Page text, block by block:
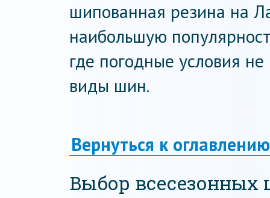
шипованная резина на
наибольшую
где погодные условия
виды шин.
Вернуться к оглавлению
Выбор всесезонных